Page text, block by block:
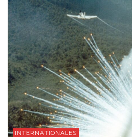
INTERNATIONALES